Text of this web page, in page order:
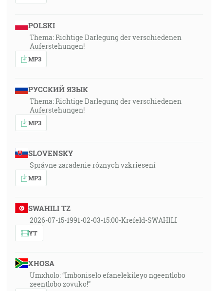
POLSKI
Thema: Richtige Darlegung der verschiedenen
Auferstehungen!
MP3
РУССКИЙ ЯЗЫК
Thema: Richtige Darlegung der verschiedenen
Auferstehungen!
MP3
SLOVENSKY
Správne zaradenie rôznych vzkriesení
MP3
SWAHILI TZ
2026-07-15-1991-02-03-15:00-Krefeld-SWAHILI
YT
XHOSA
Umxholo: “Imboniselo efanelekileyo ngeentlobo
zeentlobo zovuko!”